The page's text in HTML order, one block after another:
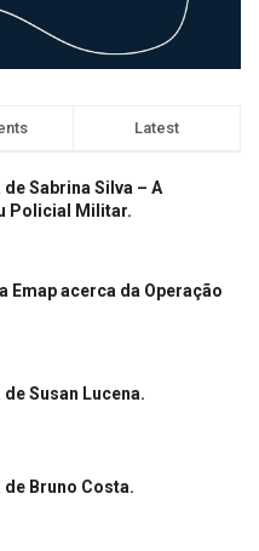
Latest
Sabrina Silva – A
Policial Militar.
Emap acerca da Operação
Susan Lucena.
Bruno Costa.